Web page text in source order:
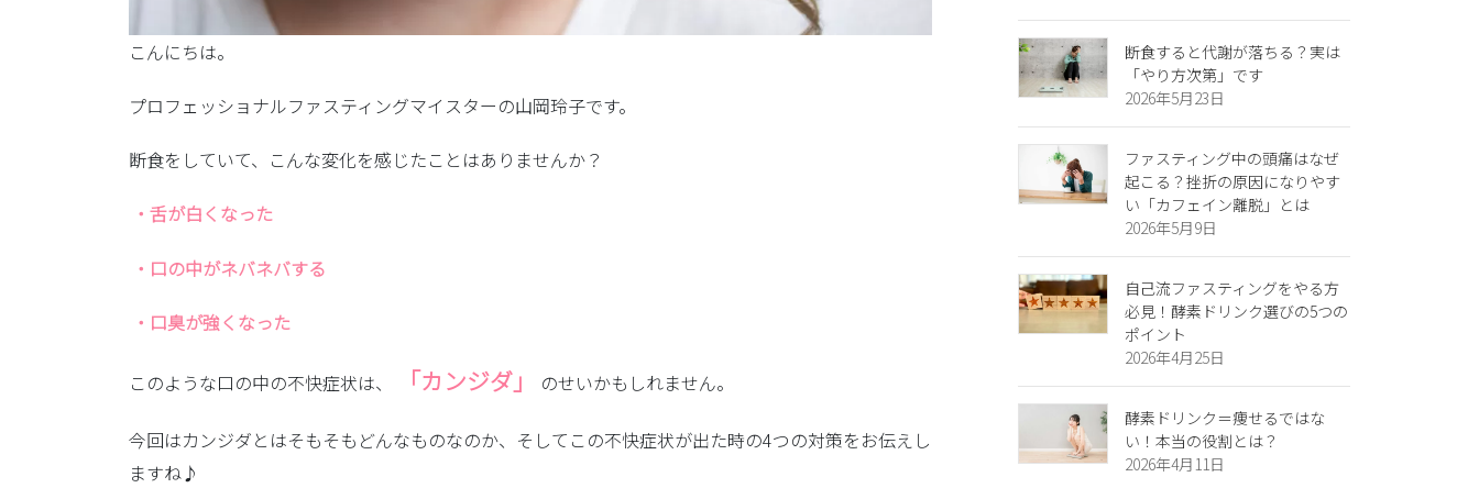
こんにちは。
プロフェッショナルファスティングマイスターの山岡玲子です。
断食をしていて、こんな変化を感じたことはありませんか？
・舌が白くなった
・口の中がネバネバする
・口臭が強くなった
このような口の中の不快症状は、 「カンジダ」 のせいかもしれません。
今回はカンジダとはそもそもどんなものなのか、そしてこの不快症状が出た時の4つの対策をお伝えし
ますね♪
断食すると代謝が落ちる？実は
「やり方次第」です
2026年5月23日
ファスティング中の頭痛はなぜ
起こる？挫折の原因になりやす
い「カフェイン離脱」とは
2026年5月9日
自己流ファスティングをやる方
必見！酵素ドリンク選びの5つの
ポイント
2026年4月25日
酵素ドリンク＝痩せるではな
い！本当の役割とは？
2026年4月11日